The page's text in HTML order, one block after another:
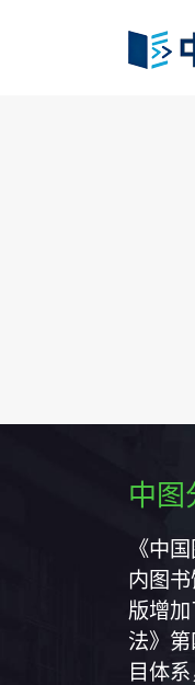
中图
《中
内图
版增
法》
目体